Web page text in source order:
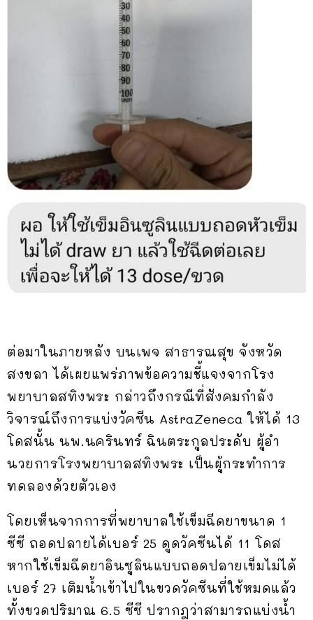
ต่อมาในภายหลัง บนเพจ สาธารณสุข จังหวัด
สงขลา ได้เผยแพร่ภาพข้อความชี้แจงจากโรง
พยาบาลสทิงพระ กล่าวถึงกรณีที่สังคมกำลัง
วิจารณ์ถึงการแบ่งวัคซีน AstraZeneca ให้ได้ 13
โดสนั้น นพ.นครินทร์ ฉินตระกูลประดับ ผู้อํา
นวยการโรงพยาบาลสทิงพระ เป็นผู้กระทำการ
ทดลองด้วยตัวเอง
โดยเห็นจากการที่พยาบาลใช้เข็มฉีดยาขนาด 1
ซีซี ถอดปลายได้เบอร์ 25 ดูดวัคซีนได้ 11 โดส
หากใช้เข็มฉีดยาอินซูลินแบบถอดปลายเข็มไม่ได้
เบอร์ 27 เติมน้ำเข้าไปในขวดวัคซีนที่ใช้หมดแล้ว
ทั้งขวดปริมาณ 6.5 ซีซี ปรากฎว่าสามารถแบ่งน้ำ